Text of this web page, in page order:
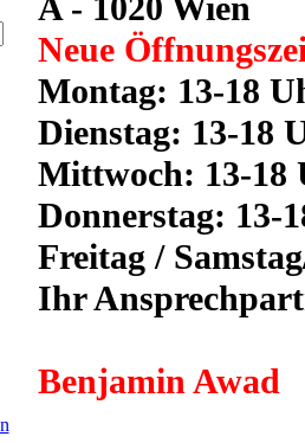
A - 1020 Wien
Neue
Montag: 13-18
Dienstag: 13-18
Mittwoch: 13-18
Donnerstag: 13-
Freitag /
Ihr
Benjamin Awad